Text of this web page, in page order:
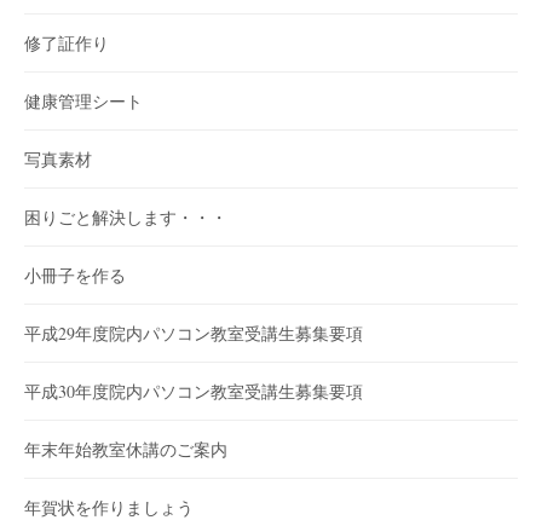
修了証作り
健康管理シート
写真素材
困りごと解決します・・・
小冊子を作る
平成29年度院内パソコン教室受講生募集要項
平成30年度院内パソコン教室受講生募集要項
年末年始教室休講のご案内
年賀状を作りましょう